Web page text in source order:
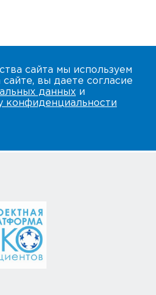
сайта мы используем
сайте, вы даете согласие
данных и
конфиденциальности